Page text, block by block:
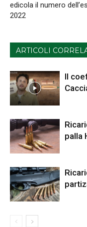
edicola il numero
2022
ARTICOLI
Il
palla